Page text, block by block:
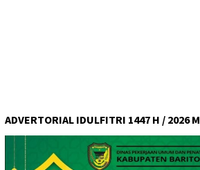
ADVERTORIAL IDULFITRI 1447 H / 2026 M